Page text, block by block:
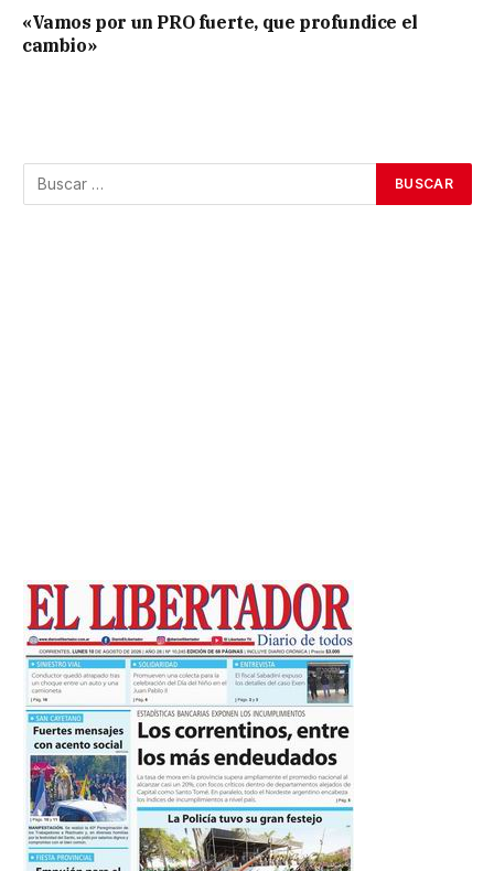
«Vamos por un PRO fuerte, que profundice el
cambio»